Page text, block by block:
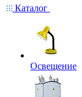
Каталог
Освещение